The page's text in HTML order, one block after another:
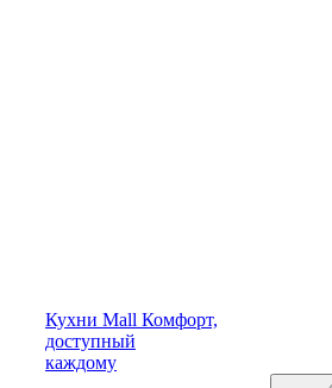
Кухни Mall Комфорт,
доступный
каждому